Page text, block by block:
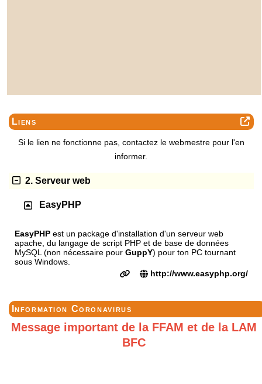
Liens
Si le lien ne fonctionne pas, contactez le webmestre pour l'en
informer.
2. Serveur web
EasyPHP
EasyPHPest un package d'installation d'un serveur web
apache, du langage de script PHP et de base de données
MySQL (non nécessaire pour GuppY) pour ton PC tournant
sous Windows.
http://www.easyphp.org/
Information Coronavirus
Message important de la FFAM et de la LAM
BFC